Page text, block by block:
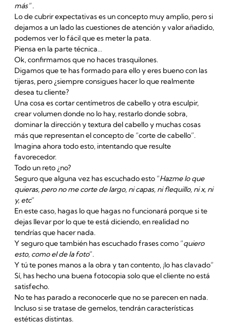
más” .
Lo de cubrir expectativas es un concepto muy amplio, pero si
dejamos a un lado las cuestiones de atención y valor añadido,
podemos ver lo fácil que es meter la pata.
Piensa en la parte técnica…
Ok, confirmamos que no haces trasquilones.
Digamos que te has formado para ello y eres bueno con las
tijeras, pero ¿siempre consigues hacer lo que realmente
desea tu cliente?
Una cosa es cortar centímetros de cabello y otra esculpir,
crear volumen donde no lo hay, restarlo donde sobra,
dominar la dirección y textura del cabello y muchas cosas
más que representan el concepto de “corte de cabello”.
Imagina ahora todo esto, intentando que resulte
favorecedor.
Todo un reto ¿no?
Seguro que alguna vez has escuchado esto “Hazme lo que
quieras, pero no me corte de largo, ni capas, ni flequillo, ni x, ni
y, etc”
En este caso, hagas lo que hagas no funcionará porque si te
dejas llevar por lo que te está diciendo, en realidad no
tendrías que hacer nada.
Y seguro que también has escuchado frases como “quiero
esto, como el de la foto”.
Y tú te pones manos a la obra y tan contento, ¡lo has clavado”
Sí, has hecho una buena fotocopia solo que el cliente no está
satisfecho.
No te has parado a reconocerle que no se parecen en nada.
Incluso si se tratase de gemelos, tendrán características
estéticas distintas.